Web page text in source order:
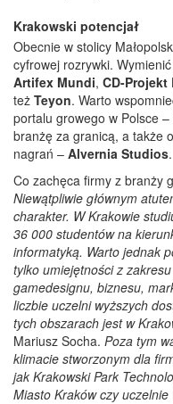
Krakowski potencjał
Obecnie w stolicy
cyfrowej rozrywki.
Artifex Mundi, CD-Projekt
też Teyon. Warto
portalu growego w Polsce –
branżę za granicą, a także
nagrań – Alvernia Studios.
Co zachęca firmy z branży
Niewątpliwie głównym
charakter. W Krakowie
36 000 studentów na
informatyką. Warto jednak
tylko umiejętności z
gamedesignu, biznesu,
liczbie uczelni wyższych
tych obszarach jest w
Mariusz Socha. Poza tym
klimacie stworzonym dla
jak Krakowski Park
Miasto Kraków czy uczelnie